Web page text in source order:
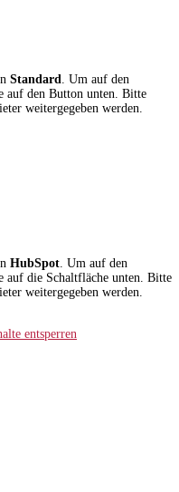
Standard
. Um auf den
auf den Button unten. Bitte
weitergegeben werden.
HubSpot . Um auf den
auf die Schaltfläche unten. Bitte
weitergegeben werden.
entsperren